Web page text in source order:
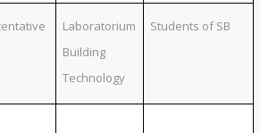
Laboratorium
Building
Technology
Students of SB